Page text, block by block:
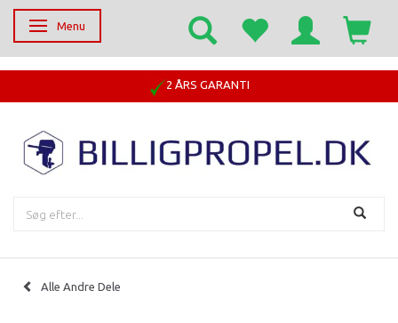
Skifte navigation
Menu
2 ÅRS GARANTI
Alle Andre Dele